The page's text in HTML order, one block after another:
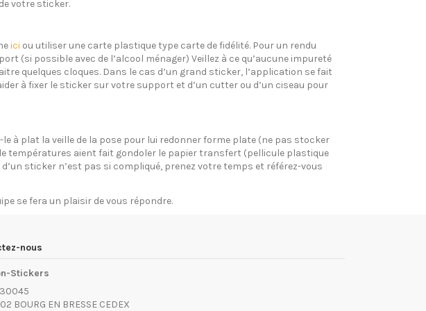
votre sticker.
ici ou utiliser une carte plastique type carte de fidélité. Pour un rendu
(si possible avec de l’alcool ménager) Veillez à ce qu’aucune impureté
quelques cloques. Dans le cas d’un grand sticker, l’application se fait
à fixer le sticker sur votre support et d’un cutter ou d’un ciseau pour
à plat la veille de la pose pour lui redonner forme plate (ne pas stocker
températures aient fait gondoler le papier transfert (pellicule plastique
sticker n’est pas si compliqué, prenez votre temps et référez-vous
se fera un plaisir de vous répondre.
nous
Stickers
BOURG EN BRESSE CEDEX